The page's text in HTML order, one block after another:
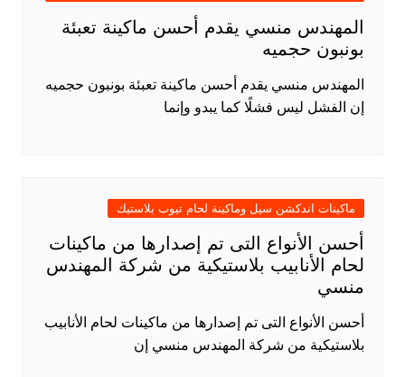
المهندس منسي يقدم أحسن ماكينة تعبئة
بونبون حجميه
المهندس منسي يقدم أحسن ماكينة تعبئة بونبون حجميه
إن الفشل ليس فشلًا كما يبدو وإنما
ماكينات اندكشن سيل وماكينة لحام تيوب بلاستيك
أحسن الأنواع التى تم إصدارها من ماكينات
لحام الأنابيب بلاستيكية من شركة المهندس
منسي
أحسن الأنواع التى تم إصدارها من ماكينات لحام الأنابيب
بلاستيكية من شركة المهندس منسي إن